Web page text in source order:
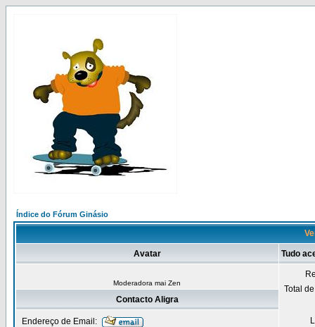
Índice do Fórum Ginásio
Avatar Tudo
Moderadora mai Zen
Total
Contacto Aligra
Endereço de Email: